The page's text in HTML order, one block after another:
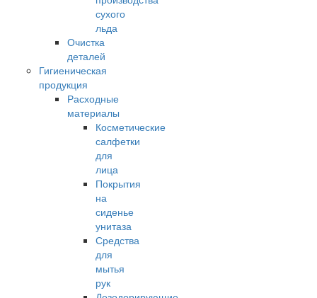
сухого
льда
Очистка
деталей
Гигиеническая
продукция
Расходные
материалы
Косметические
салфетки
для
лица
Покрытия
на
сиденье
унитаза
Средства
для
мытья
рук